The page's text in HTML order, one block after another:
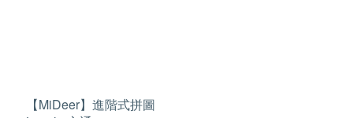
【MiDeer】進階式拼圖